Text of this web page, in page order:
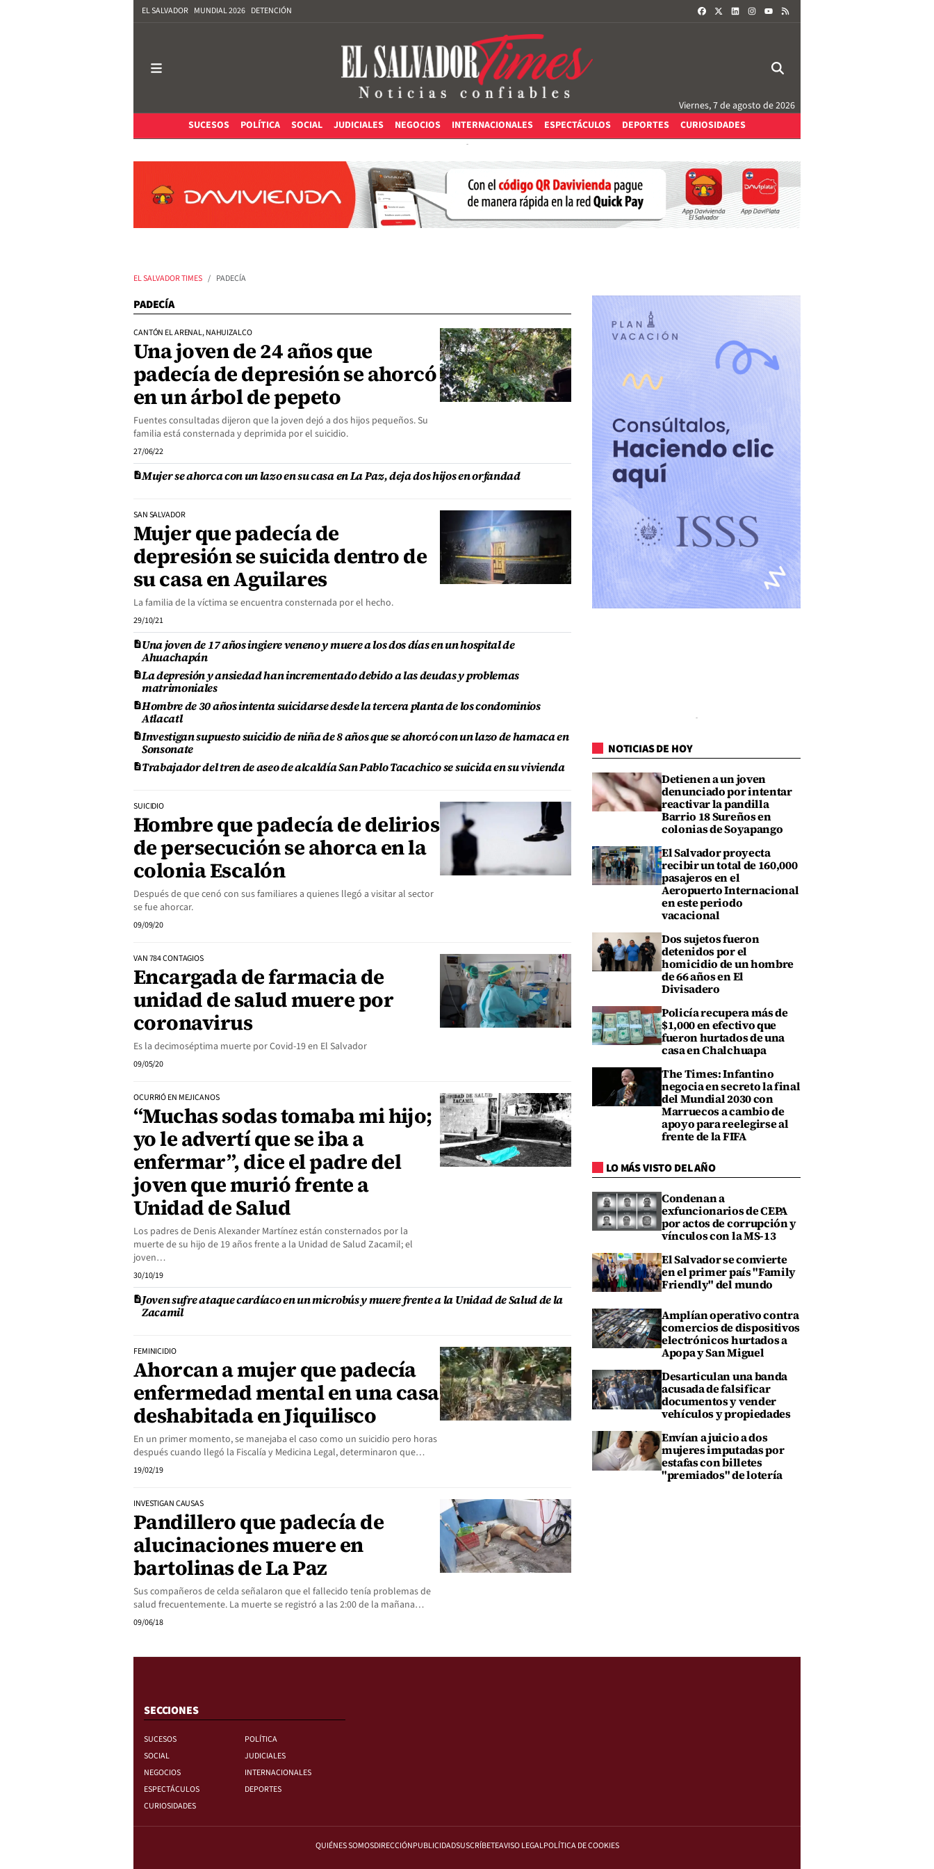
EL SALVADOR MUNDIAL 2026 DETENCIÓN FACEBOOKLINKEDININSTAGRAM
Viernes, 7 de agosto de 2026
SUCESOS
POLÍTICA SOCIAL JUDICIALES NEGOCIOS INTERNACIONALES ESPECTÁCULOS DEPORTES CURIOSIDADES
EL SALVADOR TIMES PADECÍA
PADECÍA
CANTÓN EL ARENAL, NAHUIZALCO
Una joven de 24 años que
padecía de depresión se ahorcó
en un árbol de pepeto
Fuentes consultadas dijeron que la joven dejó a dos hijos pequeños. Su
familia está consternada y deprimida por el suicidio.
27/06/22
Mujer se ahorca con un lazo en su casa en La Paz, deja dos hijos en orfandad
SAN SALVADOR
Mujer que padecía de
depresión se suicida dentro de
su casa en Aguilares
La familia de la víctima se encuentra consternada por el hecho.
29/10/21
Una joven de 17 años ingiere veneno y muere a los dos días en un hospital de
Ahuachapán
La depresión y ansiedad han incrementado debido a las deudas y problemas
matrimoniales
Hombre de 30 años intenta suicidarse desde la tercera planta de los condominios
Atlacatl
Investigan supuesto suicidio de niña de 8 años que se ahorcó con un lazo de hamaca en
Sonsonate
Trabajador del tren de aseo de alcaldía San Pablo Tacachico se suicida en su vivienda
SUICIDIO
Hombre que padecía de delirios
de persecución se ahorca en la
colonia Escalón
Después de que cenó con sus familiares a quienes llegó a visitar al sector
se fue ahorcar.
09/09/20
VAN 784 CONTAGIOS
Encargada de farmacia de
unidad de salud muere por
coronavirus
Es la decimoséptima muerte por Covid-19 en El Salvador
09/05/20
OCURRIÓ EN MEJICANOS
“Muchas sodas tomaba mi hijo;
yo le advertí que se iba a
enfermar”, dice el padre del
joven que murió frente a
Unidad de Salud
Los padres de Denis Alexander Martínez están consternados por la
muerte de su hijo de 19 años frente a la Unidad de Salud Zacamil; el
joven…
30/10/19
Joven sufre ataque cardíaco en un microbús y muere frente a la Unidad de Salud de la
Zacamil
FEMINICIDIO
Ahorcan a mujer que padecía
enfermedad mental en una casa
deshabitada en Jiquilisco
En un primer momento, se manejaba el caso como un suicidio pero horas
después cuando llegó la Fiscalía y Medicina Legal, determinaron que…
19/02/19
INVESTIGAN CAUSAS
Pandillero que padecía de
alucinaciones muere en
bartolinas de La Paz
Sus compañeros de celda señalaron que el fallecido tenía problemas de
salud frecuentemente. La muerte se registró a las 2:00 de la mañana…
09/06/18
NOTICIAS DE HOY
Detienen a un joven
denunciado por intentar
reactivar la pandilla
Barrio 18 Sureños en
colonias de Soyapango
El Salvador proyecta
recibir un total de 160,000
pasajeros en el
Aeropuerto Internacional
en este periodo
vacacional
Dos sujetos fueron
detenidos por el
homicidio de un hombre
de 66 años en El
Divisadero
Policía recupera más de
$1,000 en efectivo que
fueron hurtados de una
casa en Chalchuapa
The Times: Infantino
negocia en secreto la final
del Mundial 2030 con
Marruecos a cambio de
apoyo para reelegirse al
frente de la FIFA
LO MÁS VISTO DEL AÑO
Condenan a
exfuncionarios de CEPA
por actos de corrupción y
vínculos con la MS-13
El Salvador se convierte
en el primer país "Family
Friendly" del mundo
Amplían operativo contra
comercios de dispositivos
electrónicos hurtados a
Apopa y San Miguel
Desarticulan una banda
acusada de falsificar
documentos y vender
vehículos y propiedades
Envían a juicio a dos
mujeres imputadas por
estafas con billetes
"premiados" de lotería
SECCIONES
SUCESOS
POLÍTICA
SOCIAL
JUDICIALES
NEGOCIOS
INTERNACIONALES
ESPECTÁCULOS
DEPORTES
CURIOSIDADES
QUIÉNES SOMOSDIRECCIÓNPUBLICIDADSUSCRÍBETEAVISO LEGALPOLÍTICA DE COOKIES